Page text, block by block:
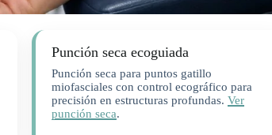
Punción seca ecoguiada
Punción seca para puntos gatillo
miofasciales con control ecográfico para
precisión en estructuras profundas. Ver
punción seca.